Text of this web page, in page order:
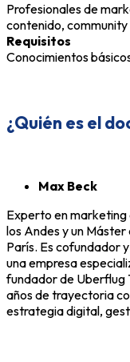
Profesionales de
contenido,
Requisitos
Conocimientos
¿Quién es el
Max Beck
Experto en marketing
los Andes y un
París. Es cofundador
una empresa
fundador de Uberflug
años de trayectoria
estrategia digital,